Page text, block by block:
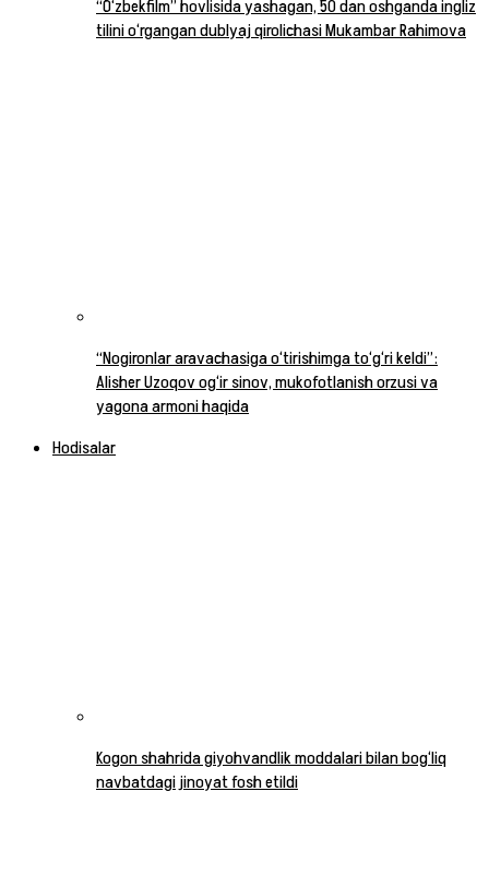
“O‘zbekfilm” hovlisida yashagan, 50 dan oshganda ingliz
tilini o‘rgangan dublyaj qirolichasi Mukambar Rahimova
“Nogironlar aravachasiga o‘tirishimga to‘g‘ri keldi”:
Alisher Uzoqov og‘ir sinov, mukofotlanish orzusi va
yagona armoni haqida
Hodisalar
Kogon shahrida giyohvandlik moddalari bilan bog‘liq
navbatdagi jinoyat fosh etildi